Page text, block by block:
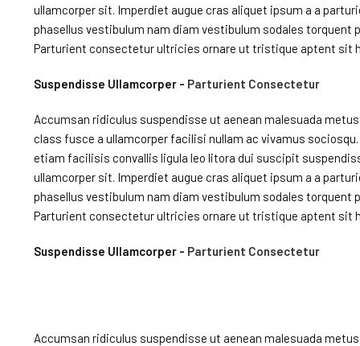
ullamcorper sit. Imperdiet augue cras aliquet ipsum a a
phasellus vestibulum nam diam vestibulum sodales torquent
Parturient consectetur ultricies ornare ut tristique aptent sit
Suspendisse Ullamcorper - Parturient Consectetur
Accumsan ridiculus suspendisse ut aenean malesuada
class fusce a ullamcorper facilisi nullam ac vivamus
etiam facilisis convallis ligula leo litora dui suscipit
ullamcorper sit. Imperdiet augue cras aliquet ipsum a a
phasellus vestibulum nam diam vestibulum sodales torquent
Parturient consectetur ultricies ornare ut tristique aptent sit
Suspendisse Ullamcorper - Parturient Consectetur
Accumsan ridiculus suspendisse ut aenean malesuada